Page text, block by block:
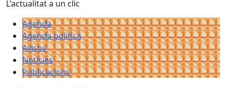
L'actualitat a un clic
Agenda
Agenda política
Avisos
Notícies
Publicacions